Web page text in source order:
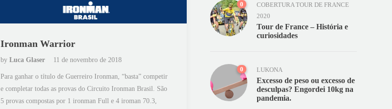
Ironman Warrior
by Luca Glaser 11 de novembro de 2018
Para ganhar o título de Guerreiro Ironman, “basta” competir
e completar todas as provas do Circuito Ironman Brasil. São
5 provas compostas por 1 ironman Full e 4 iroman 70.3,
0
COBERTURA TOUR DE FRANCE
2020
Tour de France – História e
curiosidades
0 LUKONA
Excesso de peso ou excesso de
desculpas? Engordei 10kg na
pandemia.